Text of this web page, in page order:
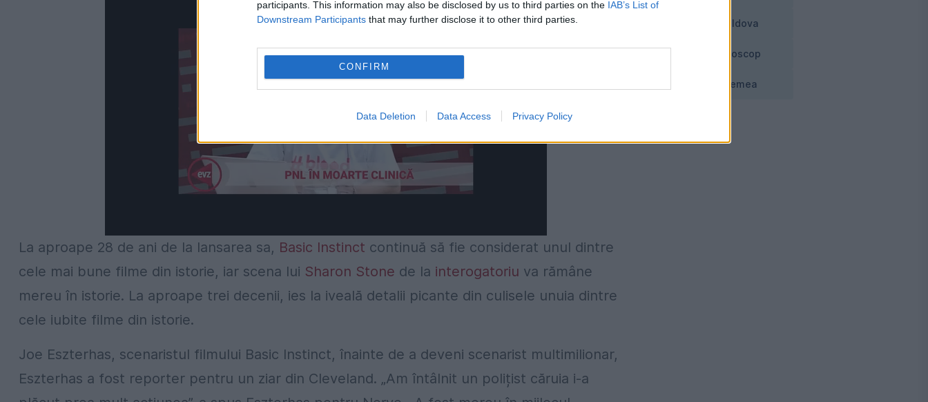
participants. This information may also be disclosed by us to third parties on the IAB’s List of
Downstream Participants that may further disclose it to other third parties.
CONFIRM
Data Deletion Data Access Privacy Policy
La aproape 28 de ani de la lansarea sa, Basic Instinct continuă să fie considerat unul dintre
cele mai bune filme din istorie, iar scena lui Sharon Stone de la interogatoriu va rămâne
mereu în istorie. La aproape trei decenii, ies la iveală detalii picante din culisele unuia dintre
cele iubite filme din istorie.
Joe Eszterhas, scenaristul filmului Basic Instinct, înainte de a deveni scenarist multimilionar,
Eszterhas a fost reporter pentru un ziar din Cleveland. „Am întâlnit un polițist căruia i-a
Moldova
Horoscop
Vremea